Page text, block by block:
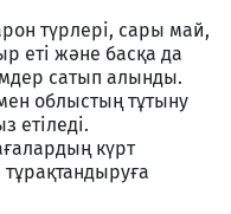
түрлері, сары май,
еті және басқа да
сатып алынды.
облыстың тұтыну
етіледі.
күрт